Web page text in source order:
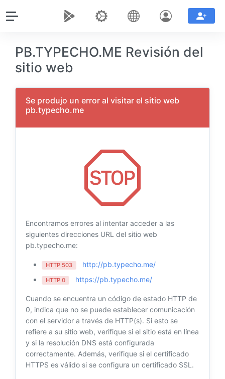
PB.TYPECHO.ME Revisión del
sitio web
Se produjo un error al visitar el sitio web
pb.typecho.me
Encontramos errores al intentar acceder a las
siguientes direcciones URL del sitio web
pb.typecho.me:
HTTP 503 http://pb.typecho.me/
HTTP 0 https://pb.typecho.me/
Cuando se encuentra un código de estado HTTP de
0, indica que no se puede establecer comunicación
con el servidor a través de HTTP(s). Si esto se
refiere a su sitio web, verifique si el sitio está en línea
y si la resolución DNS está configurada
correctamente. Además, verifique si el certificado
HTTPS es válido si se configura un certificado SSL.